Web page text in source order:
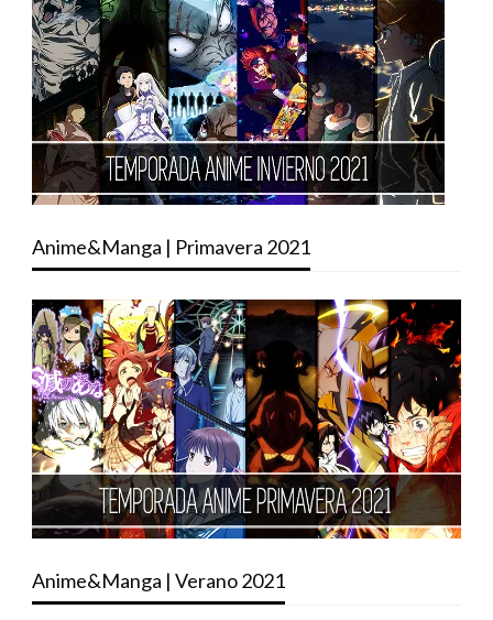
Anime&Manga | Primavera 2021
Anime&Manga | Verano 2021